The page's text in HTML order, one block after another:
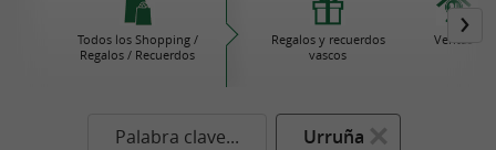
Todos los Shopping /
Regalos / Recuerdos
Regalos y recuerdos
vascos
Ventas
Palabra clave... Urruña